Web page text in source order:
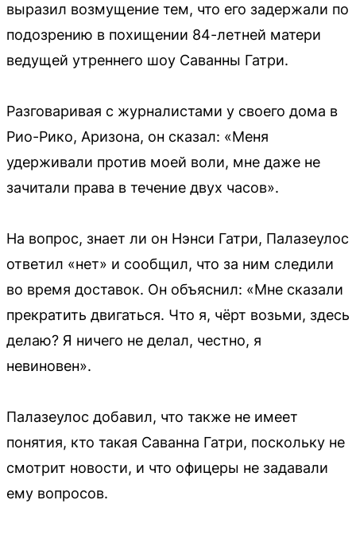
выразил возмущение тем, что его задержали по
подозрению в похищении 84-летней матери
ведущей утреннего шоу Саванны Гатри.
Разговаривая с журналистами у своего дома в
Рио-Рико, Аризона, он сказал: «Меня
удерживали против моей воли, мне даже не
зачитали права в течение двух часов».
На вопрос, знает ли он Нэнси Гатри, Палазеулос
ответил «нет» и сообщил, что за ним следили
во время доставок. Он объяснил: «Мне сказали
прекратить двигаться. Что я, чёрт возьми, здесь
делаю? Я ничего не делал, честно, я
невиновен».
Палазеулос добавил, что также не имеет
понятия, кто такая Саванна Гатри, поскольку не
смотрит новости, и что офицеры не задавали
ему вопросов.